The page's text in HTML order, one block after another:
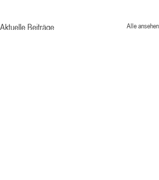
Aktuelle Beiträge Alle ansehen